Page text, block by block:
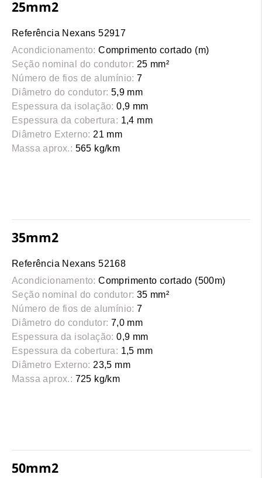
25mm2
Referência Nexans 52917
Acondicionamento: Comprimento cortado (m)
Seção nominal do condutor: 25 mm²
Número de fios de alumínio: 7
Diâmetro do condutor: 5,9 mm
Espessura da isolação: 0,9 mm
Espessura da cobertura: 1,4 mm
Diâmetro Externo: 21 mm
Massa aprox.: 565 kg/km
35mm2
Referência Nexans 52168
Acondicionamento: Comprimento cortado (500m)
Seção nominal do condutor: 35 mm²
Número de fios de alumínio: 7
Diâmetro do condutor: 7,0 mm
Espessura da isolação: 0,9 mm
Espessura da cobertura: 1,5 mm
Diâmetro Externo: 23,5 mm
Massa aprox.: 725 kg/km
50mm2